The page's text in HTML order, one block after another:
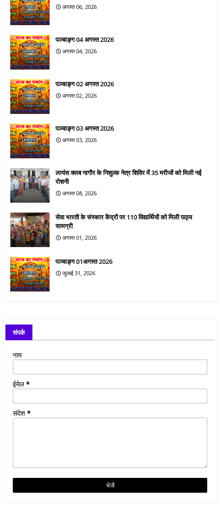
अगस्त 06, 2026
पञ्चाङ्ग 04 अगस्त 2026
अगस्त 04, 2026
पञ्चाङ्ग 02 अगस्त 2026
अगस्त 02, 2026
पञ्चाङ्ग 03 अगस्त 2026
अगस्त 03, 2026
लायंस क्लब नागौर के निशुल्क नेत्र शिविर में 35 मरीजों को मिली नई
रोशनी
अगस्त 08, 2026
सेवा भारती के संस्कार केंद्रों पर 110 विद्यार्थियों को मिली पाठ्य
सामग्री
अगस्त 01, 2026
पञ्चाङ्ग 01अगस्त 2026
जुलाई 31, 2026
संपर्क
नाम
ईमेल*
संदेश*